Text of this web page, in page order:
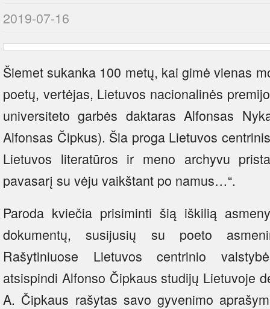
2019-07-16
Šiemet sukanka 100 metų, kai gimė vienas
poetų, vertėjas, Lietuvos nacionalinės
universiteto garbės daktaras Alfonsas
Alfonsas Čipkus). Šia proga Lietuvos
Lietuvos literatūros ir meno archyvu
pavasarį su vėju vaikštant po namus…“.
Paroda kviečia prisiminti šią iškilią
dokumentų, susijusių su poeto
Rašytiniuose Lietuvos centrinio
atsispindi Alfonso Čipkaus studijų Lietuvoje
A. Čipkaus rašytas savo gyvenimo